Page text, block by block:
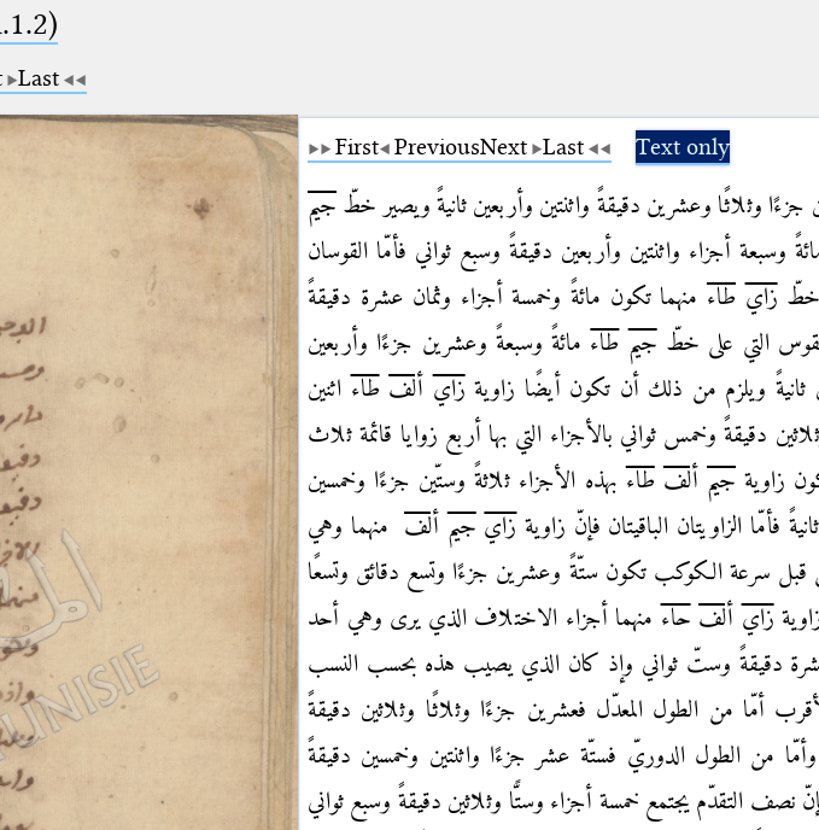
Last
First PreviousNext Last Text only
وثلاثًا وعشرين دقيقةً واثنتين وأربعين ثانيةً ويصير خطّ جيم
وسبعة أجزاء واثنتين وأربعين دقيقةً وسبع ثواني فأمّا القوسان
خطّ زاي طاء منهما تكون مائةً وخمسة أجزاء وثمان عشرة دقيقةً
التي على خطّ جيم طاء مائةً وسبعةً وعشرين جزءًا وأربعين
ثانيةً ويلزم من ذلك أن تكون أيضًا زاوية زاي ألف طاء اثنين
دقيقةً وخمس ثواني بالأجزاء التي بها أربع زوايا قائمة ثلاث
زاوية جيم ألف طاء بهذه الأجزاء ثلاثةً وستّين جزءًا وخمسين
فأمّا الزاويتان الباقيتان فإنّ زاوية زاي جيم ألف
منهما وهي
قبل سرعة الكوكب تكون ستّةً وعشرين جزءًا وتسع دقائق وتسعًا
زاي ألف حاء منهما أجزاء الاختلاف الذي يرى وهي أحد
دقيقةً وستّ ثواني وإذ كان الذي يصيب هذه بحسب النسب
أمّا من الطول المعدّل فعشرين جزءًا وثلاثًا وثلاثين دقيقةً
وأمّا من الطول الدوريّ فستّة عشر جزءًا واثنتين وخمسين دقيقةً
فإنّ نصف التقدّم يجتمع خمسة أجزاء وستًّا وثلاثين دقيقةً وسبع ثواني